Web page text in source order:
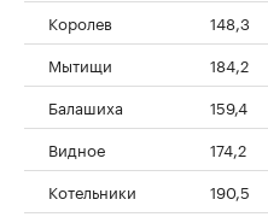
Королев
148,3
Мытищи
184,2
Балашиха
159,4
Видное
174,2
Котельники
190,5